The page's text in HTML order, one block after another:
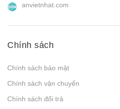
anvietnhat.com
Chính sách
Chính sách bảo mật
Chính sách vận chuyển
Chính sách đổi trả